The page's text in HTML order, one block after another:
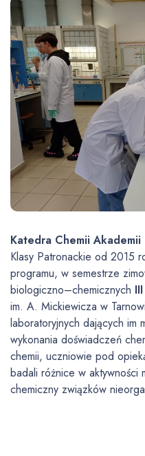
Katedra Chemii Akademii
Klasy Patronackie od 2015
programu, w semestrze
biologiczno–chemicznych
im. A. Mickiewicza w
laboratoryjnych dających im
wykonania doświadczeń
chemii, uczniowie pod
badali różnice w aktywności
chemiczny związków